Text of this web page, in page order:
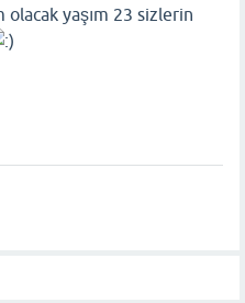
olacak yaşım 23 sizlerin